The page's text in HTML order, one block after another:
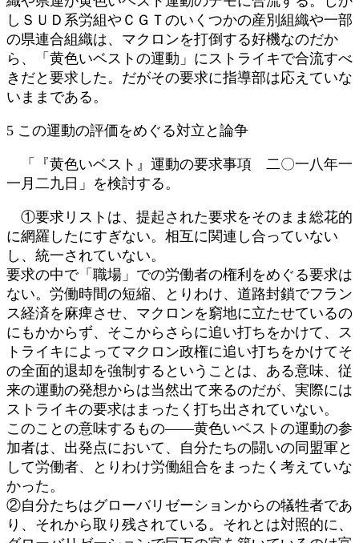
しＳＵＤ系労組やＣＧＴのいくつかの産別組織や一部
の県連合組織は、マクロンを打倒する好機なのだか
ら、「黄色いベストの運動」にストライキで合流すべ
きだと要求した。だがその要求に指導部は応えていな
いままである。
5 この運動の評価をめぐる対立と論争
「『黄色いベスト』運動の要求事項 二〇一八年一
一月二九日」を検討する。
①要求リストは、提起された要求をそのまま総花的
に網羅したにすぎない。相互に関連し合っていない
し、統一されていない。
要求の中で「職場」での労働者の権利をめぐる要求は
ない。労働時間の短縮、とりわけ、道路封鎖でフラン
ス経済を麻痺させ、マクロンを窮地に立たせているの
にもかからず、そこからさらに追い打ちをかけて、ス
トライキによってマクロン政権に追い打ちをかけてそ
の全面的退却を強制するということは、ある意味、従
来の運動の発想からは当然出て来るのだが、実際には
ストライキの要求はまったく打ち出されていない。
このことの意味するもの――黄色いベストの運動の参
加者は、出発点において、自分たちの闘いの同盟軍と
して労働者、とりわけ労働組合をまったく考えていな
かった。
②自分たちはグローバリゼーションからの犠牲者であ
り、それから取り残されている。それとは対照的に、